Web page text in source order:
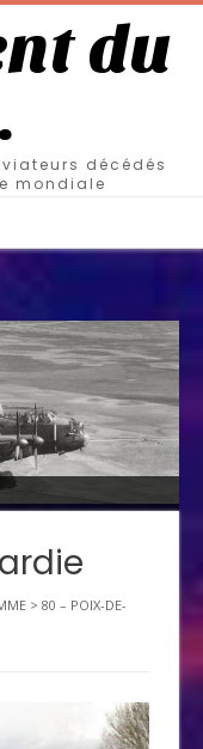
du
décédés
mondiale
> 80 – POIX-DE-